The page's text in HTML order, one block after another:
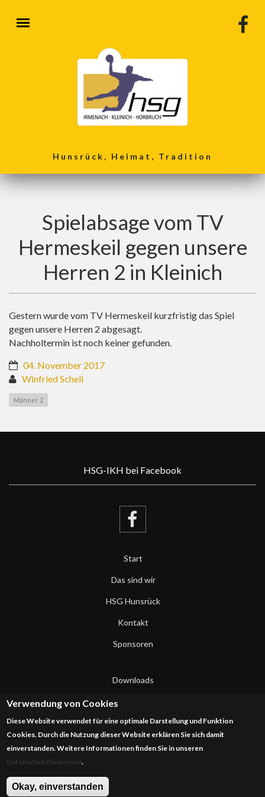
Hunsrück, Heimat, Tradition
Spielabsage vom TV
Hermeskeil gegen unsere
Herren 2 in Kleinich
Gestern wurde vom TV Hermeskeil kurzfristig das Spiel
gegen unsere Herren 2 abgesagt.
Nachholtermin ist noch keiner gefunden.
04. November 2017
Winfried Schell
Männer 2
HSG-IKH bei Facebook
Start
Das sind wir
HSG Hunsrück
Kontakt
Sponsoren
Downloads
Datenschutzerklärung
Impressum
Verwendung von Cookies
Diese Website verwendet für eine optimale Darstellung und Funktion
Cookies. Durch die Nutzung dieser Website erklären Sie sich damit
einverstanden. Weitere Informationen finden Sie in unseren
Datenschutzhinweisen.
Okay, einverstanden